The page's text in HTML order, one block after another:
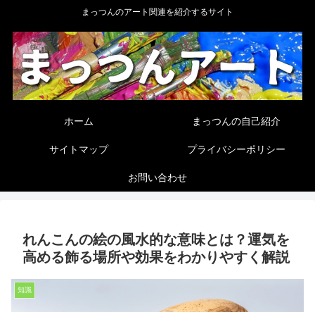
まっつんのアート関連を紹介するサイト
ホーム まっつんの自己紹介
サイトマップ プライバシーポリシー
お問い合わせ
れんこんの絵の風水的な意味とは？運気を
高める飾る場所や効果をわかりやすく解説
知識